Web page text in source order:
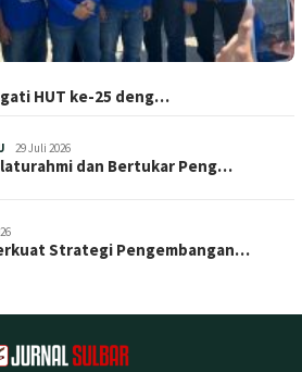
HUT ke-25 deng…
29 Juli 2026
dan Bertukar Peng…
Strategi Pengembangan…